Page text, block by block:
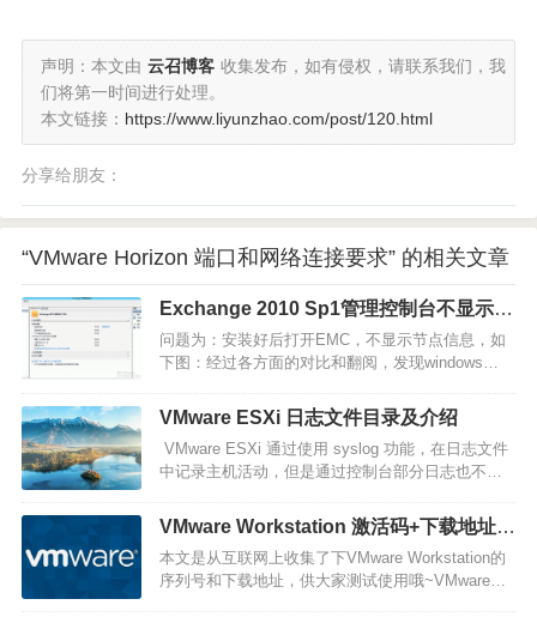
声明：本文由 云召博客 收集发布，如有侵权，请联系我们，我
们将第一时间进行处理。
本文链接： https://www.liyunzhao.com/post/120.html
分享给朋友：
“VMware Horizon 端口和网络连接要求” 的相关文章
Exchange 2010 Sp1管理控制台不显示管
理页面问题
问题为：安装好后打开EMC，不显示节点信息，如
下图：经过各方面的对比和翻阅，发现windows
2010 需求版本不一致，这个时候，就需要通过其他
手段强制加MMC了。将一下文件，保存为BAT文
件，然后使用管理员运行，即可…
VMware ESXi 日志文件目录及介绍
VMware ESXi 通过使用 syslog 功能，在日志文件
中记录主机活动，但是通过控制台部分日志也不能
SSH登录，进行查看相关日志。…
VMware Workstation 激活码+下载地址
【收集】
本文是从互联网上收集了下VMware Workstation的
序列号和下载地址，供大家测试使用哦~VMware